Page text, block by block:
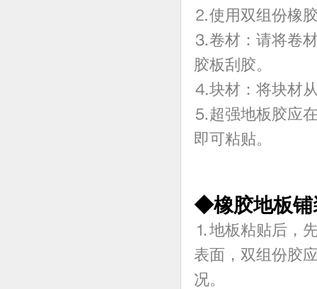
⒉使用双组份橡
⒊卷材：请将卷
胶板刮胶。
⒋块材：将块材
⒌超强地板胶应
即可粘贴。
◆橡胶地板铺
⒈地板粘贴后，
表面，双组份胶
况。